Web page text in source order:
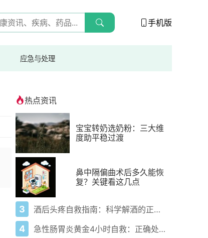
手机版
应急与处理
热点资讯
宝宝转奶选奶粉：三大维
度助平稳过渡
鼻中隔偏曲术后多久能恢
复？关键看这几点
3 酒后头疼自救指南：科学解酒的正确打开方式
4 急性肠胃炎黄金4小时自救：正确处置与误区避坑关键